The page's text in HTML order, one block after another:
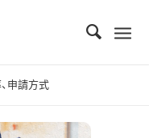
申請方式